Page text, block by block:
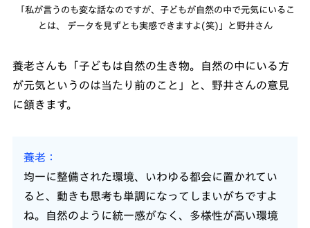
「私が言うのも変な話なのですが、子どもが自然の中で元気にいるこ
とは、 データを見ずとも実感できますよ(笑)」と野井さん
養老さんも「子どもは自然の生き物。自然の中にいる方
が元気というのは当たり前のこと」と、野井さんの意見
に頷きます。
養老
均一に整備された環境、いわゆる都会に置かれてい
ると、動きも思考も単調になってしまいがちですよ
ね。自然のように統一感がなく、多様性が高い環境